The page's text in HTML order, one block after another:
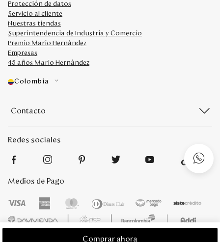
Comprar ahora
Protección de datos
Servicio al cliente
Nuestras tiendas
Superintendencia de Industria y Comercio
Premio Mario Hernández
Empresas
45 años Mario Hernández
Colombia
Contacto
Redes sociales
Medios de Pago